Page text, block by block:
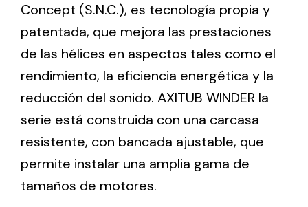
Iluminación Solar
Variedad de soluciones solares para todo tipo
de necesidades.
Concept (S.N.C.), es tecnología propia y
patentada, que mejora las prestaciones
de las hélices en aspectos tales como el
rendimiento, la eficiencia energética y la
reducción del sonido. AXITUB WINDER la
serie está construida con una carcasa
resistente, con bancada ajustable, que
permite instalar una amplia gama de
tamaños de motores.